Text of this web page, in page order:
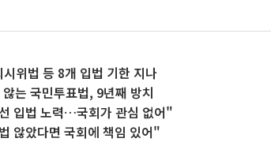
시위법 등 8개 입법 기한 지나
는 국민투표법, 9년째 방치
입법 노력…국회가 관심 없어"
않았다면 국회에 책임 있어"